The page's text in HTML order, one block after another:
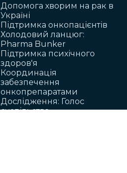
Допомога хворим на рак в
Україні
Підтримка онкопацієнтів
Холодовий ланцюг:
Pharma Bunker
Підтримка психічного
здоров'я
Координація
забезпечення
онкопрепаратами
Дослідження: Голос
суспільства